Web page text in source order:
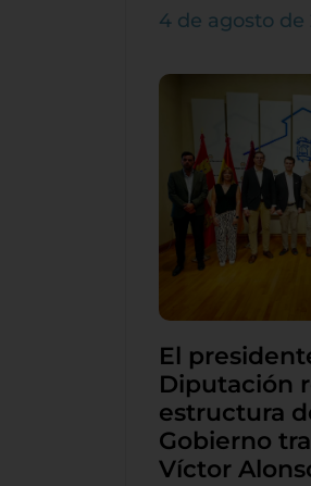
4 de agosto de
El
Diputación
estructura
Gobierno
Víctor